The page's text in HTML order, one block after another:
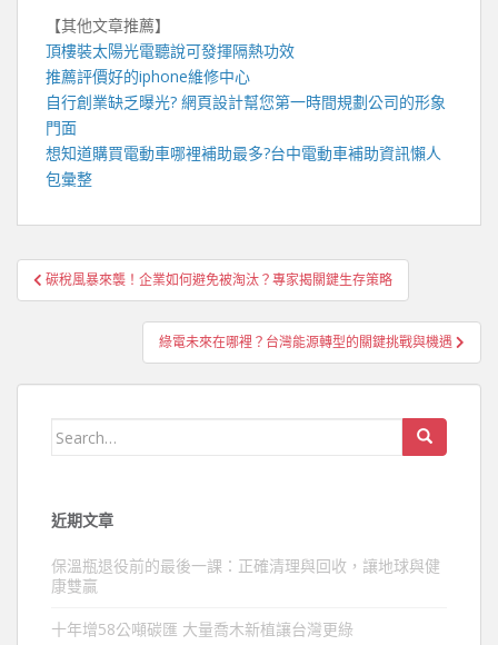
【其他文章推薦】
頂樓裝太陽光電聽說可發揮隔熱功效
推薦評價好的iphone維修中心
自行創業缺乏曝光? 網頁設計幫您第一時間規劃公司的形象
門面
想知道購買電動車哪裡補助最多?台中電動車補助資訊懶人
包彙整
文
章
碳稅風暴來襲！企業如何避免被淘汰？專家揭關鍵生存策略
綠電未來在哪裡？台灣能源轉型的關鍵挑戰與機遇
Search
近期文章
保溫瓶退役前的最後一課：正確清理與回收，讓地球與健
康雙贏
十年增58公噸碳匯 大量喬木新植讓台灣更綠